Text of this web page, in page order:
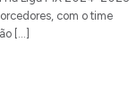
com o time
[…]